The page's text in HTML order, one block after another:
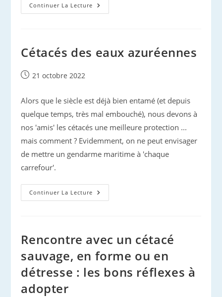
Continuer La Lecture Nage
Commerciale
Opérateurs
Cétacés des eaux azuréennes
Publication
21 octobre 2022
Alors que le siècle est déjà bien entamé (et depuis
quelque temps, très mal embouché), nous devons à
nos 'amis' les cétacés une meilleure protection ...
mais comment ? Evidemment, on ne peut envisager
de mettre un gendarme maritime à 'chaque
carrefour'.
Continuer La Lecture Cétacés
Des
Rencontre avec un cétacé
sauvage, en forme ou en
détresse : les bons réflexes à
adopter